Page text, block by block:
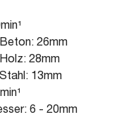
26mm
28mm
13mm
6 - 20mm